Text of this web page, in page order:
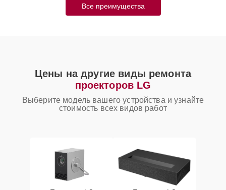
Все преимущества
Цены на другие виды ремонта
проекторов LG
Выберите модель вашего устройства и узнайте
стоимость всех видов работ